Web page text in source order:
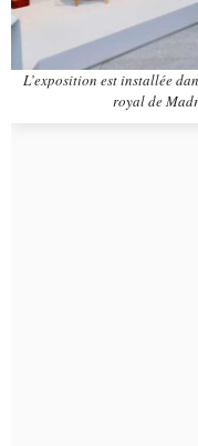
L’exposition est installée
royal de